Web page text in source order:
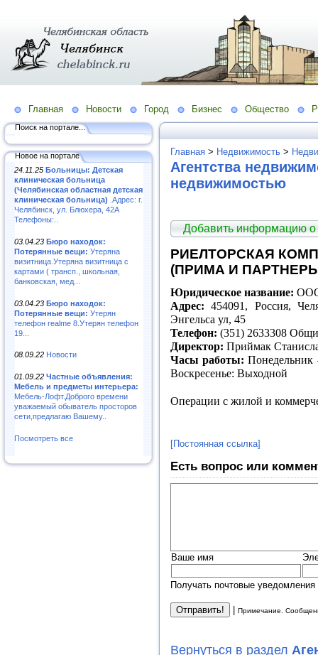
Главная Новости Город Бизнес Общество
Поиск на портале...
Новое на портале
24.11.25 Больницы: Детская
клиническая больница
(Челябинская областная детская
клиническая больница) .Адрес: г.
Челябинск, ул. Блюхера, 42А
Телефоны:..
03.04.23 Бюро находок:
Потерянные вещи: Утеряна
визитница.Утеряна визитница с
картами ( трансп., школьная,
банковская, мед...
03.04.23 Бюро находок:
Потерянные вещи: Утерян
телефон realme 8.Утерян телефон
19...
08.09.22 Новости
01.09.22 Частные объявления:
Мебель и предметы интерьера:
Мебель-Лофт.Доброго времени
уважаемый обыватель просторов
сети,предлагаю Вашему..
Посмотреть все
Главная > Недвижимость >
Агентства
недвижимостью
Добавить информацию о
РИЕЛТОРСКАЯ
(ПРИМА И
Юридическое название:
Адрес: 454091, Россия,
Энгельса ул, 45
Телефон: (351) 2633308
Директор: Приймак
Часы работы: Понедельник
Воскресенье: Выходной
Операции с жилой и
[Постоянная ссылка]
Есть вопрос или
Ваше имя
Получать почтовые
Примечание.
Вернуться в раздел